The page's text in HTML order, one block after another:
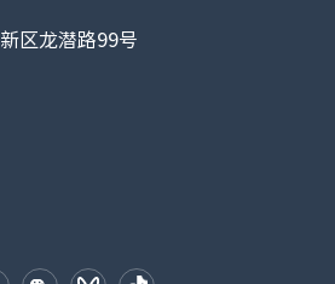
区龙潜路99号